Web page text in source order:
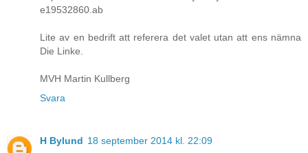
e19532860.ab
Lite av en bedrift att referera det valet utan att ens nämna
Die Linke.
MVH Martin Kullberg
Svara
H Bylund 18 september 2014 kl. 22:09